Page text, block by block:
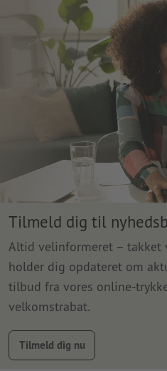
Tilmeld dig til
Altid velinformeret – takket
holder dig opdateret om
tilbud fra vores online-
velkomstrabat.
Tilmeld dig nu